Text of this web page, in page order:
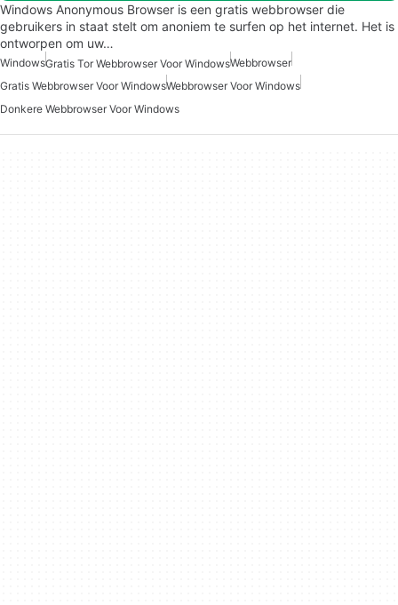
Windows Anonymous Browser is een gratis webbrowser die
gebruikers in staat stelt om anoniem te surfen op het internet. Het is
ontworpen om uw…
WindowsGratis Tor Webbrowser Voor WindowsWebbrowser
Gratis Webbrowser Voor WindowsWebbrowser Voor Windows
Donkere Webbrowser Voor Windows